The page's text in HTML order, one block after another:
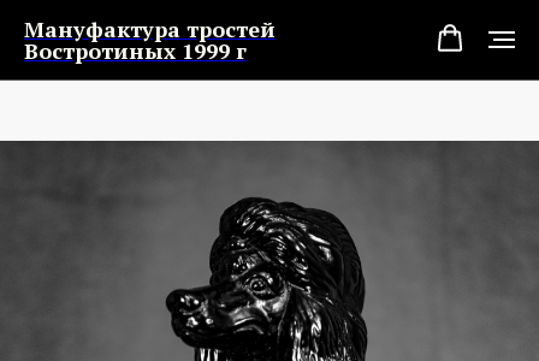
Мануфактура тростей
Востротиных 1999 г